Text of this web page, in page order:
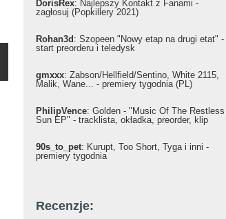
DorisRex: Najlepszy Kontakt z Fanami -
zagłosuj (Popkillery 2021)
Rohan3d : Szopeen "Nowy etap na drugi etat" -
start preorderu i teledysk
gmxxx: Żabson/Hellfield/Sentino, White 2115,
Malik, Wane... - premiery tygodnia (PL)
PhilipVence: Golden - "Music Of The Restless
Sun EP" - tracklista, okładka, preorder, klip
90s_to_pet: Kurupt, Too Short, Tyga i inni -
premiery tygodnia
Recenzje: